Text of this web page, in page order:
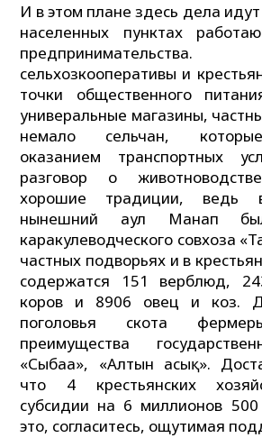
И в этом плане здесь дела
населенных пунктах
сельхозкооперативы и
точки общественного
универальные магазины,
немало сельчан,
оказанием транспортных
разговор о
хорошие традиции, ведь
нынешний аул Манап
каракулеводческого совхоза
частных подворьях и в
содержатся 151 верблюд,
коров и 8906 овец и коз.
поголовья скота
преимущества
«Сыбаға», «Алтын асық».
что 4 крестьянских
субсидии на 6 миллионов
это, согласитесь, ощутимая